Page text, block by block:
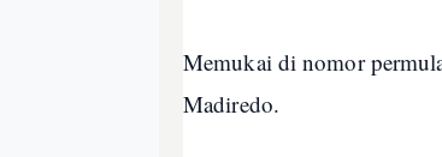
Memukai di nomor
Madiredo.